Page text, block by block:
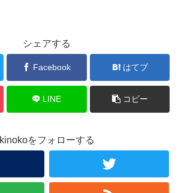
シェアする
Facebook はてブ
LINE コピー
kinokoをフォローする